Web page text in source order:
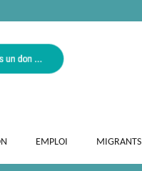
EMPLOI MIGRANTS